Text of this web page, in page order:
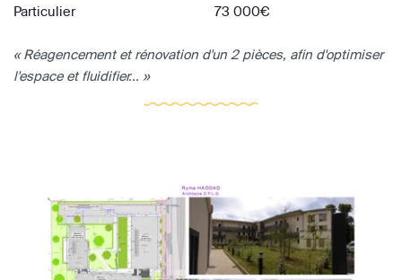
Particulier
73 000€
« Réagencement et rénovation d'un 2 pièces, afin d'optimiser
l'espace et fluidifier... »